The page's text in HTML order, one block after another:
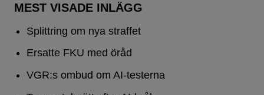
MEST VISADE INLÄGG
Splittring om nya straffet
Ersatte FKU med öråd
VGR:s ombud om AI-testerna